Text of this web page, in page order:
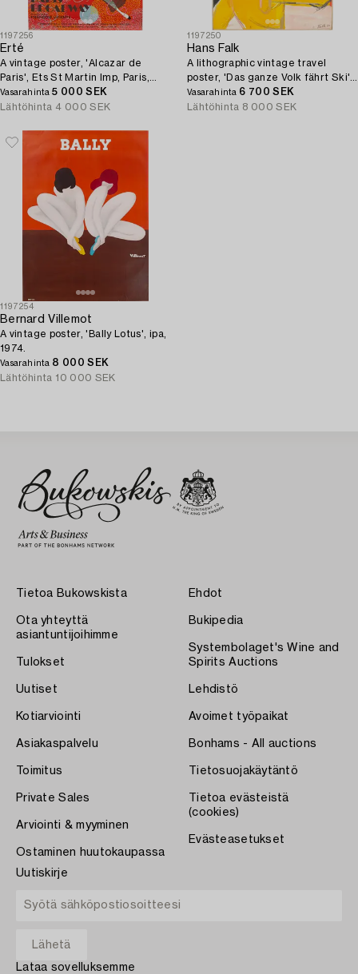
1197256
Erté
A vintage poster, 'Alcazar de
Paris', Ets St Martin Imp, Paris,
France, circa 1970.
Vasarahinta5 000 SEK
Lähtöhinta 4 000 SEK
1197250
Hans Falk
A lithographic vintage travel
poster, 'Das ganze Volk fährt Ski',
Switzerland, 1943.
Vasarahinta 6 700 SEK
Lähtöhinta 8 000 SEK
1197254
Bernard Villemot
A vintage poster, 'Bally Lotus', ipa,
1974.
Vasarahinta 8 000 SEK
Lähtöhinta 10 000 SEK
Tietoa Bukowskista
Ota yhteyttä
asiantuntijoihimme
Tulokset
Uutiset
Kotiarviointi
Asiakaspalvelu
Toimitus
Private Sales
Arviointi & myyminen
Ostaminen huutokaupassa
Ehdot
Bukipedia
Systembolaget's Wine and
Spirits Auctions
Lehdistö
Avoimet työpaikat
Bonhams - All auctions
Tietosuojakäytäntö
Tietoa evästeistä
(cookies)
Evästeasetukset
Uutiskirje
Lataa sovelluksemme